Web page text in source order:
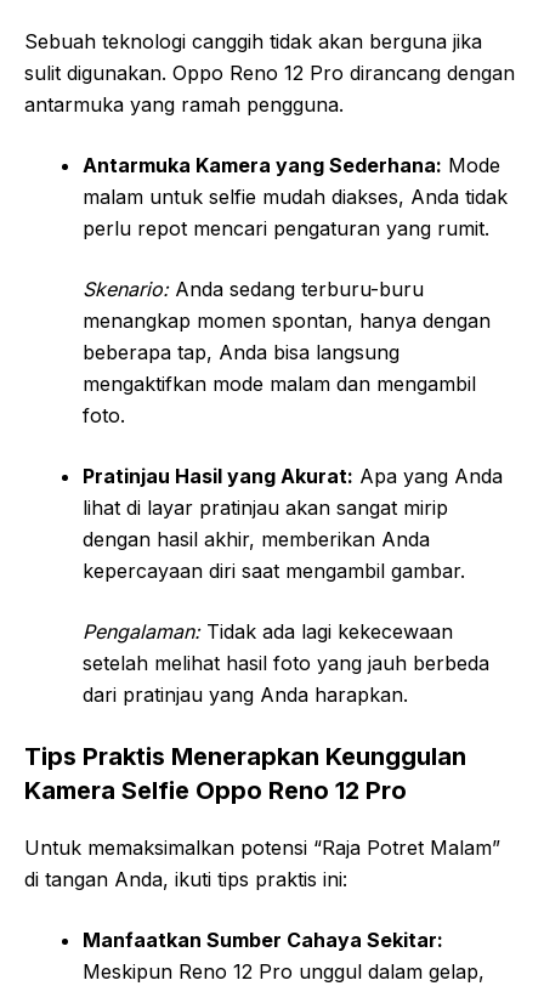
Sebuah teknologi canggih tidak akan berguna jika
sulit digunakan. Oppo Reno 12 Pro dirancang dengan
antarmuka yang ramah pengguna.
Antarmuka Kamera yang Sederhana: Mode
malam untuk selfie mudah diakses, Anda tidak
perlu repot mencari pengaturan yang rumit.
Skenario:Anda sedang terburu-buru
menangkap momen spontan, hanya dengan
beberapa tap, Anda bisa langsung
mengaktifkan mode malam dan mengambil
foto.
Pratinjau Hasil yang Akurat: Apa yang Anda
lihat di layar pratinjau akan sangat mirip
dengan hasil akhir, memberikan Anda
kepercayaan diri saat mengambil gambar.
Pengalaman:Tidak ada lagi kekecewaan
setelah melihat hasil foto yang jauh berbeda
dari pratinjau yang Anda harapkan.
Tips Praktis Menerapkan Keunggulan
Kamera Selfie Oppo Reno 12 Pro
Untuk memaksimalkan potensi “Raja Potret Malam”
di tangan Anda, ikuti tips praktis ini:
Manfaatkan Sumber Cahaya Sekitar:
Meskipun Reno 12 Pro unggul dalam gelap,